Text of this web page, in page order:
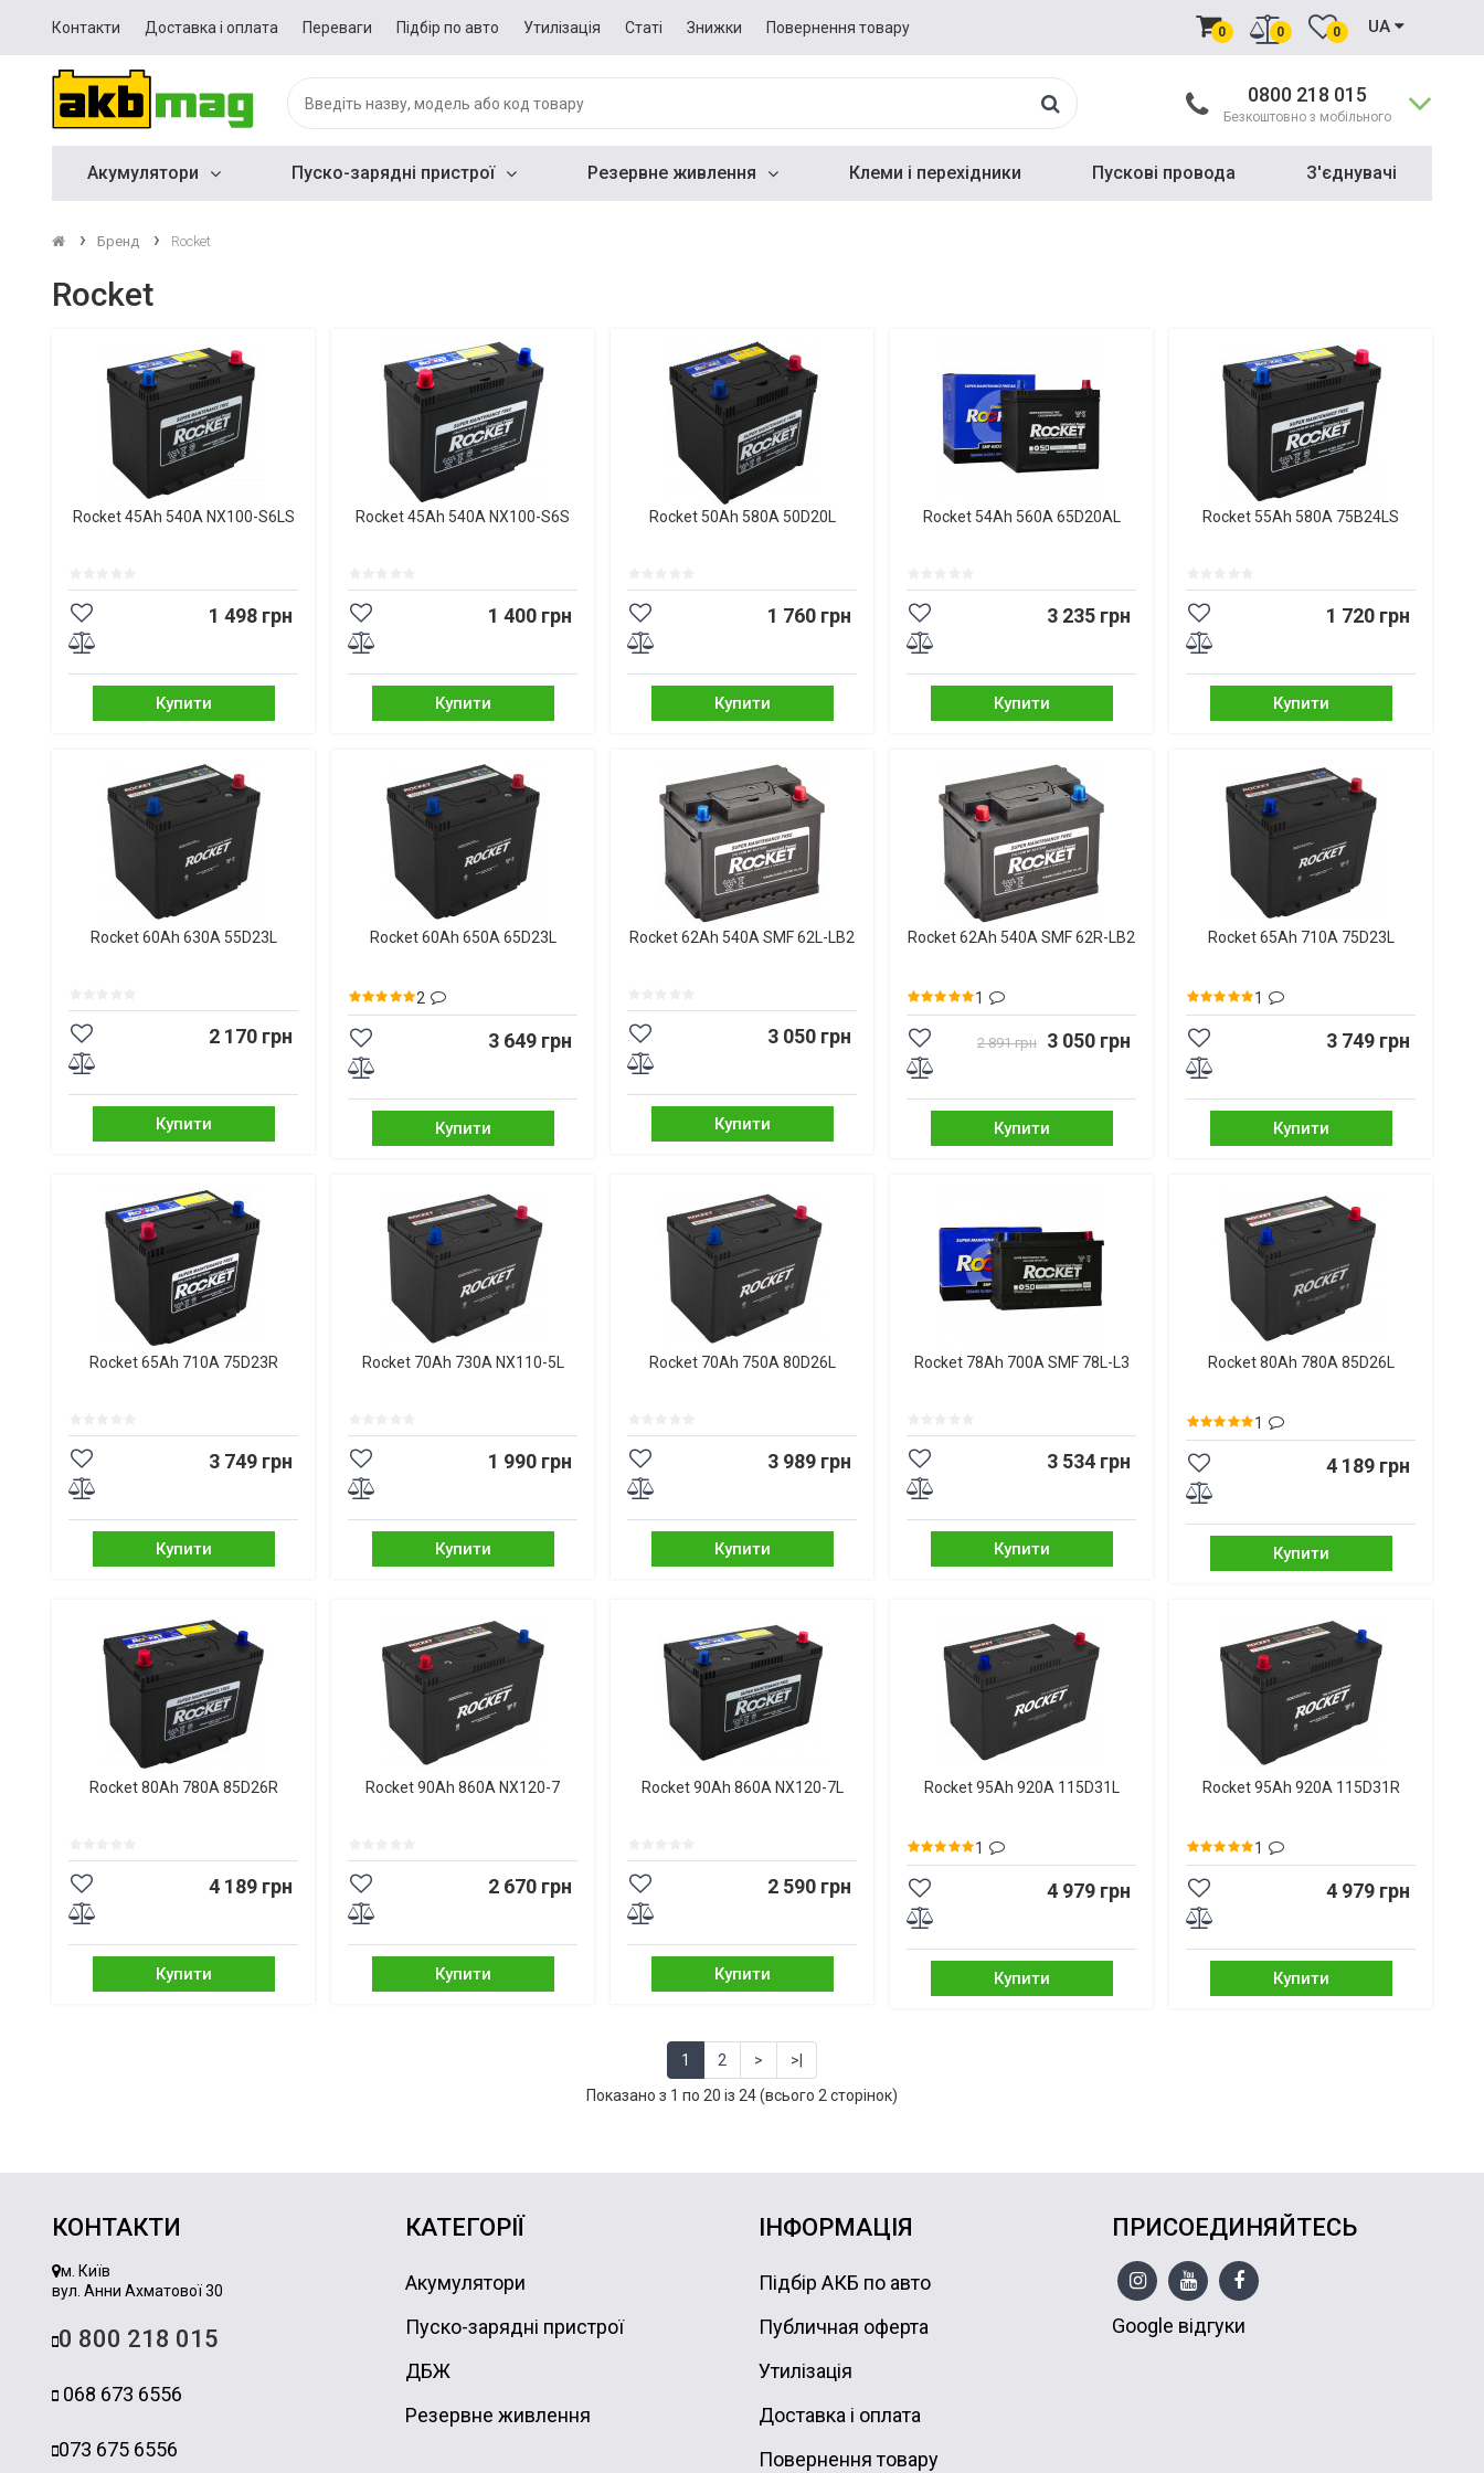
Контакти Доставка і оплата Переваги Підбір по авто Утилізація Статі Знижки Повернення товару 0 0 0 UA
0800 218 015
Безкоштовно з мобільного
Акумулятори Пуско-зарядні пристрої Резервне живлення Клеми і перехідники Пускові провода З'єднувачі
Бренд Rocket
Rocket
Rocket 45Ah 540A NX100-S6LS
1 498 грн
Купити
Rocket 45Ah 540A NX100-S6S
1 400 грн
Купити
Rocket 50Ah 580A 50D20L
1 760 грн
Купити
Rocket 54Ah 560A 65D20AL
3 235 грн
Купити
Rocket 55Ah 580A 75B24LS
1 720 грн
Купити
Rocket 60Ah 630A 55D23L
2 170 грн
Купити
Rocket 60Ah 650A 65D23L
2
3 649 грн
Купити
Rocket 62Ah 540A SMF 62L-LB2
3 050 грн
Купити
Rocket 62Ah 540A SMF 62R-LB2
1
2 891 грн 3 050 грн
Купити
Rocket 65Ah 710A 75D23L
1
3 749 грн
Купити
Rocket 65Ah 710A 75D23R
3 749 грн
Купити
Rocket 70Ah 730A NX110-5L
1 990 грн
Купити
Rocket 70Ah 750A 80D26L
3 989 грн
Купити
Rocket 78Ah 700A SMF 78L-L3
3 534 грн
Купити
Rocket 80Ah 780A 85D26L
1
4 189 грн
Купити
Rocket 80Ah 780A 85D26R
4 189 грн
Купити
Rocket 90Ah 860A NX120-7
2 670 грн
Купити
Rocket 90Ah 860A NX120-7L
2 590 грн
Купити
Rocket 95Ah 920A 115D31L
1
4 979 грн
Купити
Rocket 95Ah 920A 115D31R
1
4 979 грн
Купити
1 2 >
>|
Показано з 1 по 20 із 24 (всього 2 сторінок)
КОНТАКТИ
м. Київ
вул. Анни Ахматової 30
0 800 218 015
068 673 6556
073 675 6556
КАТЕГОРІЇ
Акумулятори
Пуско-зарядні пристрої
ДБЖ
Резервне живлення
ІНФОРМАЦІЯ
Підбір АКБ по авто
Публичная оферта
Утилізація
Доставка і оплата
Повернення товару
ПРИСОЕДИНЯЙТЕСЬ
Google відгуки